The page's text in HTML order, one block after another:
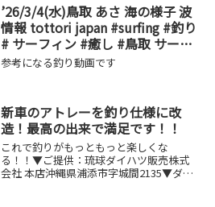
’26/3/4(水)鳥取 あさ 海の様子 波
情報 tottori japan #surfing #釣り
# サーフィン #癒し #鳥取 サーフ
ィン
参考になる釣り動画です
新車のアトレーを釣り仕様に改
造！最高の出来で満足です！！
これで釣りがもっともっと楽しくな
る！！▼ご提供：琉球ダイハツ販売株式
会社 本店沖縄県浦添市字城間2135▼ダイ